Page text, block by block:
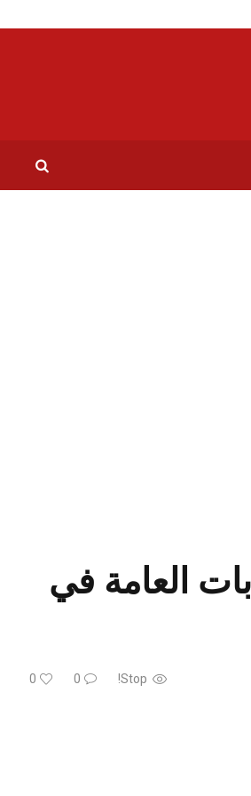
و الاستيطان و التهجير القسري
العامة في
Stop!
0
0